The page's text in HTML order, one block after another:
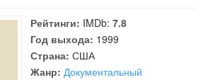
Рейтинги: IMDb: 7.8
Год выхода: 1999
Страна: США
Жанр: Документальный